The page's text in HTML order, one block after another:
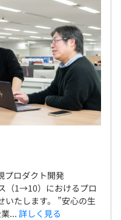
。
大規模プロジェクトで
あります。
＞＞
加入・雇用保険・労災
プロダクト開発
（1→10）におけるプロ
いたします。 ”安心の生
...詳しく見る